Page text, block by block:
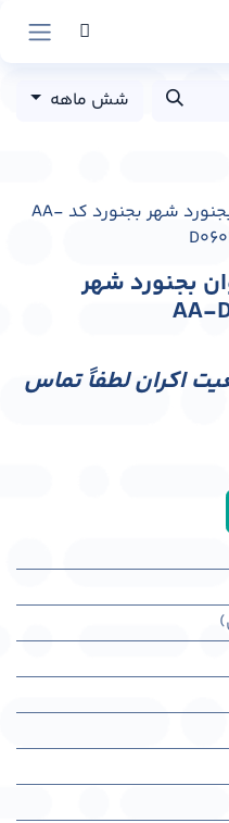
شش ماهه
بجنورد شهر
اکران لطفاً تماس